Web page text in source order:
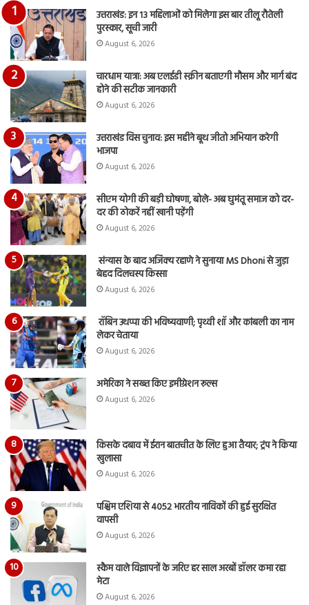
उत्तराखंड: इन 13 महिलाओं को मिलेगा इस बार तीलू रौतेली
पुरस्कार, सूची जारी
August 6, 2026
चारधाम यात्रा: अब एलईडी स्क्रीन बताएगी मौसम और मार्ग बंद
होने की सटीक जानकारी
August 6, 2026
उत्तराखंड विस चुनाव: इस महीने बूथ जीतो अभियान करेगी
भाजपा
August 6, 2026
सीएम योगी की बड़ी घोषणा, बोले- अब घुमंतू समाज को दर-
दर की ठोकरें नहीं खानी पड़ेंगी
August 6, 2026
संन्यास के बाद अजिंक्‍य रहाणे ने सुनाया MS Dhoni से जुड़ा
बेहद दिलचस्प किस्सा
August 6, 2026
रॉबिन उथप्पा की भविष्यवाणी; पृथ्वी शॉ और कांबली का नाम
लेकर चेताया
August 6, 2026
अमेरिका ने सख्त किए इमीग्रेशन रूल्स
August 6, 2026
किसके दबाव में ईरान बातचीत के लिए हुआ तैयार; ट्रंप ने किया
खुलासा
August 6, 2026
पश्चिम एशिया से 4052 भारतीय नाविकों की हुई सुरक्षित
वापसी
August 6, 2026
स्कैम वाले विज्ञापनों के जरिए हर साल अरबों डॉलर कमा रहा
मेटा
August 6, 2026